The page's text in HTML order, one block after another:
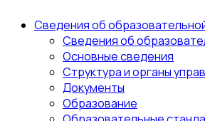
Сведения об
Сведения об
Основные сведения
Структура и органы
Документы
Образование